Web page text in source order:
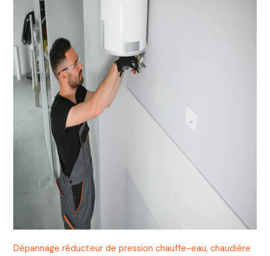
Dépannage réducteur de pression chauffe-eau, chaudière